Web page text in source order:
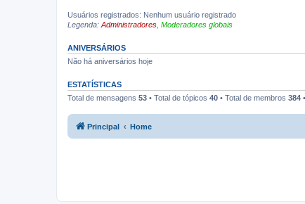
Usuários registrados: Nenhum usuário registrado
Legenda: Administradores Moderadores globais
ANIVERSÁRIOS
Não há aniversários hoje
ESTATÍSTICAS
Total de mensagens 53 • Total de tópicos 40 • Total de membros 384
Principal Home